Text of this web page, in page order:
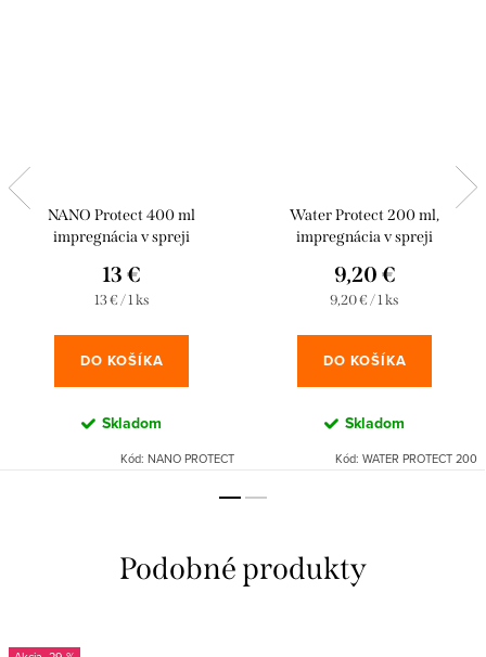
NANO Protect 400 ml
impregnácia v spreji
13 €
Jednotková
13 € / 1 ks
DO KOŠÍKA
Skladom
Kód: NANO PROTECT
Water Protect 200 ml,
impregnácia v spreji
9,20 €
Jednotková
9,20 € / 1 ks
DO KOŠÍKA
Skladom
Kód: WATER PROTECT 200